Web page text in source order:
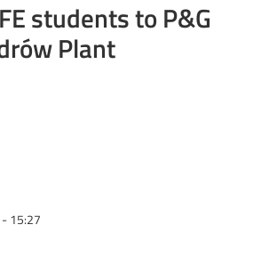
students to P&G
Plant
15:27